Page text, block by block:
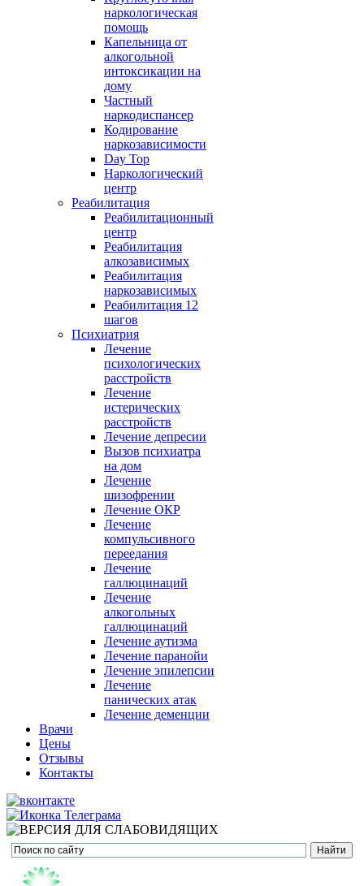
наркологическая
помощь
Капельница от
алкогольной
интоксикации на
дому
Частный
наркодиспансер
Кодирование
наркозависимости
Day Top
Наркологический
центр
Реабилитация
Реабилитационный
центр
Реабилитация
алкозависимых
Реабилитация
наркозависимых
Реабилитация 12
шагов
Психиатрия
Лечение
психологических
расстройств
Лечение
истерических
расстройств
Лечение депресии
Вызов психиатра
на дом
Лечение
шизофрении
Лечение ОКР
Лечение
компульсивного
переедания
Лечение
галлюцинаций
Лечение
алкогольных
галлюцинаций
Лечение аутизма
Лечение паранойи
Лечение эпилепсии
Лечение
панических атак
Лечение деменции
Врачи
Цены
Отзывы
Контакты